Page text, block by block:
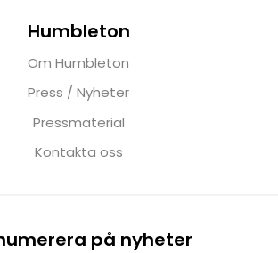
Humbleton
Om Humbleton
Press / Nyheter
Pressmaterial
Kontakta oss
på nyheter